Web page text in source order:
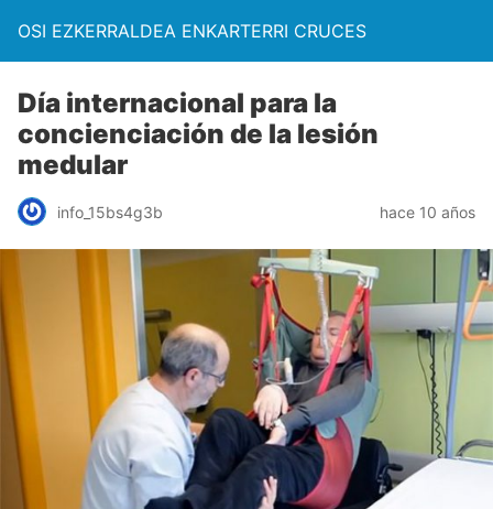
OSI EZKERRALDEA ENKARTERRI CRUCES
Día internacional para la
concienciación de la lesión
medular
info_15bs4g3b hace 10 años